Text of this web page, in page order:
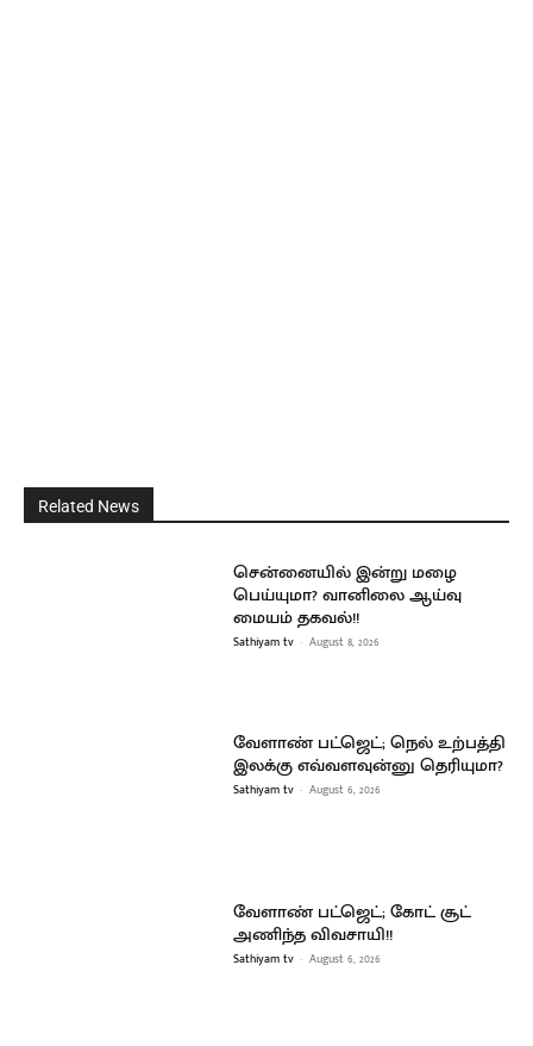
Related News
சென்னையில் இன்று மழை
பெய்யுமா? வானிலை ஆய்வு
மையம் தகவல்!!
Sathiyam tv - August 8, 2026
வேளாண் பட்ஜெட்; நெல் உற்பத்தி
இலக்கு எவ்வளவுன்னு தெரியுமா?
Sathiyam tv - August 6, 2026
வேளாண் பட்ஜெட்; கோட் சூட்
அணிந்த விவசாயி!!
Sathiyam tv - August 6, 2026